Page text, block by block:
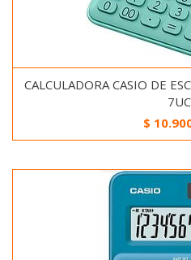
CALCULADORA CASIO DE
$